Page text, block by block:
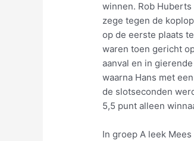
winnen. Rob
zege tegen de
op de eerste plaats
waren toen gericht
aanval en in
waarna Hans met
de slotseconden
5,5 punt alleen
In groep A leek